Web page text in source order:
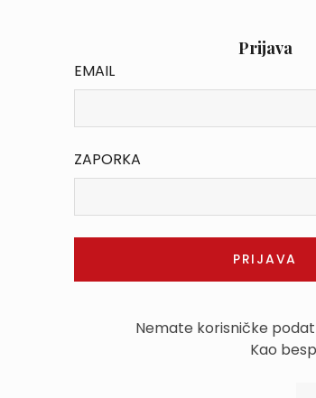
Prijava
EMAIL
ZAPORKA
Nemate korisničke
Kao